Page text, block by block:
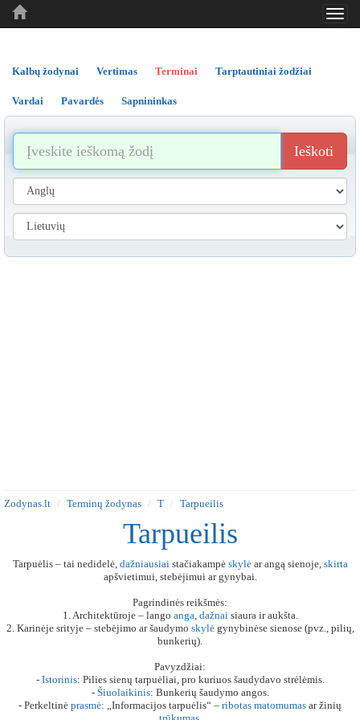
..
..
Kalbų žodynai Vertimas Terminai Tarptautiniai žodžiai
Vardai Pavardės Sapnininkas
Ieškoti
Zodynas.lt Terminų žodynas T Tarpueilis
Tarpueilis
Tarpuėlis – tai nedidelė, dažniausiaistačiakampė skylėar angą sienoje, skirta
apšvietimui, stebėjimui ar gynybai.
Pagrindinės reikšmės:
1. Architektūroje – lango anga, dažnaisiaura ir aukšta.
2. Karinėje srityje – stebėjimo ar šaudymo skylėgynybinėse sienose (pvz., pilių,
bunkerių).
Pavyzdžiai:
- Istorinis: Pilies sienų tarpuėliai, pro kuriuos šaudydavo strėlėmis.
- Šiuolaikinis: Bunkerių šaudymo angos.
- Perkeltinė prasmė: „Informacijos tarpuėlis“ – ribotas matomumas ar žinių